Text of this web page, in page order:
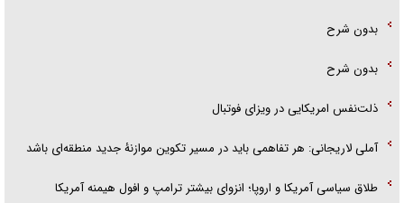
بدون شرح
بدون شرح
ذلت‌نفس امریکایی در ویزای فوتبال
آملی لاریجانی: هر تفاهمی باید در مسیر تکوین موازنۀ جدید منطقه‌ای باشد
طلاق سیاسی آمریکا و اروپا؛ انزوای بیشتر ترامپ و افول هیمنه آمریکا